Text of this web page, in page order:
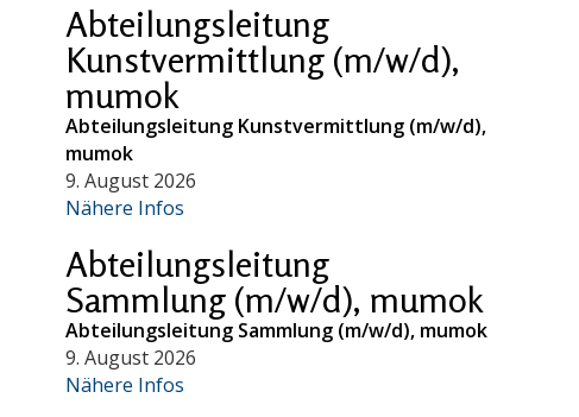
Abteilungsleitung
Kunstvermittlung (m/w/d),
mumok
Abteilungsleitung Kunstvermittlung (m/w/d),
mumok
9. August 2026
Nähere Infos
Abteilungsleitung
Sammlung (m/w/d), mumok
Abteilungsleitung Sammlung (m/w/d), mumok
9. August 2026
Nähere Infos